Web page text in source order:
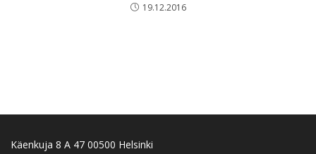
19.12.2016
Käenkuja 8 A 47 00500 Helsinki